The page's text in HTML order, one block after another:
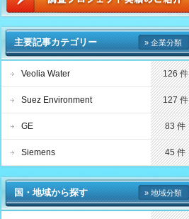
主要記事カテゴリー » 企業分類
Veolia Water 126 件
Suez Environment 127 件
GE 83 件
Siemens 45 件
国・地域から探す » 地域分類